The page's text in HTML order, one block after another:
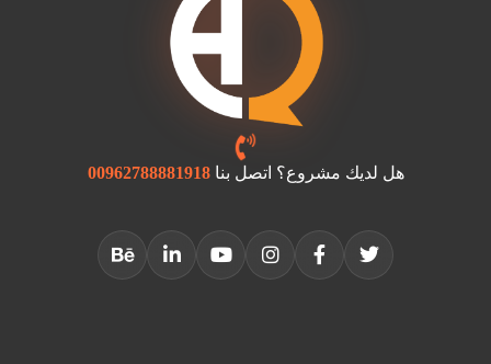
هل لديك مشروع؟ اتصل بنا00962788881918